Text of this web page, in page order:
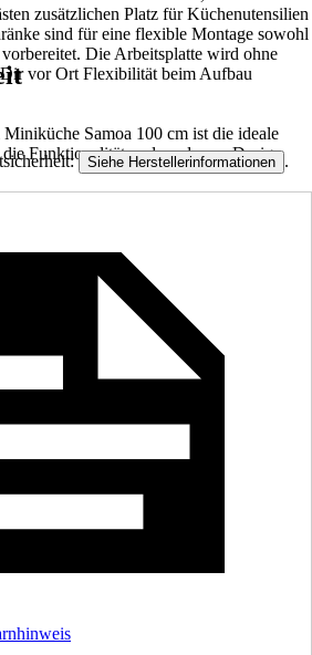
zusätzlichen Platz für Küchenutensilien
sind für eine flexible Montage sowohl
Die Arbeitsplatte wird ohne
vor Ort Flexibilität beim Aufbau
Samoa 100 cm ist die ideale
Funktionalität und modernes Design
Siehe Herstellerinformationen .